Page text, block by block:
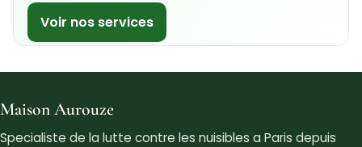
Voir nos services
Maison Aurouze
Specialiste de la lutte contre les nuisibles a Paris depuis